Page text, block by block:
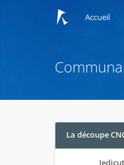
Accueil
La découpe